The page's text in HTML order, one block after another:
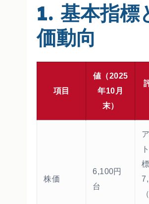
1. 基本指標
価動向
項目
値（2025
年10月
末）
株価
6,100円
台